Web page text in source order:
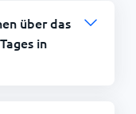
über das
in